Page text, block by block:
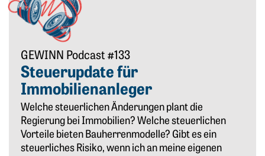
GEWINN Podcast #133
Steuerupdate für
Immobilienanleger
Welche steuerlichen Änderungen plant die
Regierung bei Immobilien? Welche steuerlichen
Vorteile bieten Bauherrenmodelle? Gibt es ein
steuerliches Risiko, wenn ich an meine eigenen